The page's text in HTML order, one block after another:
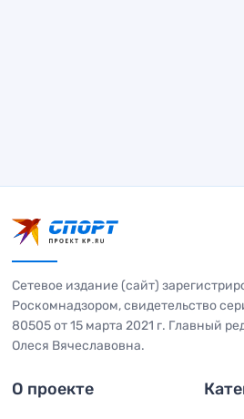
Сетевое издание (сайт)
Роскомнадзором, свидетельство
80505 от 15 марта 2021 г. Главный
Олеся Вячеславовна.
О проекте